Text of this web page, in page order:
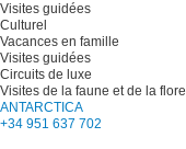
Visites guidées
Culturel
Vacances en famille
Visites guidées
Circuits de luxe
Visites de la faune et de la flore
ANTARCTICA
+34 951 637 702